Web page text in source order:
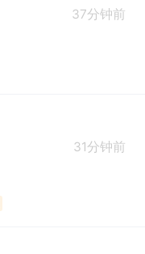
37分钟前
31分钟前